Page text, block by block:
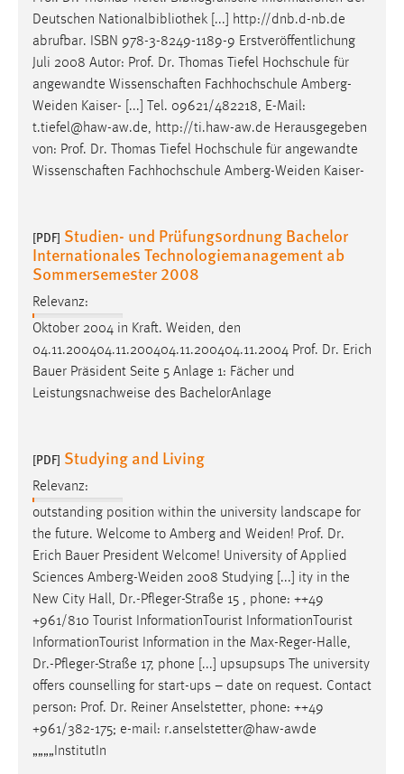
Deutschen Nationalbibliothek [...] http://dnb.d-nb.de
abrufbar. ISBN 978-3-8249-1189-9 Erstveröffentlichung
Juli 2008 Autor: Prof. Dr. Thomas Tiefel Hochschule für
angewandte Wissenschaften Fachhochschule Amberg-
Weiden Kaiser- [...] Tel. 09621/482218, E-Mail:
t.tiefel@haw-aw.de, http://ti.haw-aw.de Herausgegeben
von: Prof. Dr. Thomas Tiefel Hochschule für angewandte
Wissenschaften Fachhochschule Amberg-Weiden Kaiser-
[PDF] Studien- und Prüfungsordnung Bachelor
Internationales Technologiemanagement ab
Sommersemester 2008
Relevanz:
Oktober 2004 in Kraft. Weiden, den
04.11.200404.11.200404.11.200404.11.2004 Prof. Dr. Erich
Bauer Präsident Seite 5 Anlage 1: Fächer und
Leistungsnachweise des BachelorAnlage
[PDF] Studying and Living
Relevanz:
outstanding position within the university landscape for
the future. Welcome to Amberg and Weiden! Prof. Dr.
Erich Bauer President Welcome! University of Applied
Sciences Amberg-Weiden 2008 Studying [...] ity in the
New City Hall, Dr.-Pfleger-Straße 15 , phone: ++49
+961/810 Tourist InformationTourist InformationTourist
InformationTourist Information in the Max-Reger-Halle,
Dr.-Pfleger-Straße 17, phone [...] upsupsups The university
offers counselling for start-ups – date on request. Contact
person: Prof. Dr. Reiner Anselstetter, phone: ++49
+961/382-175; e-mail: r.anselstetter@haw-awde
„„„„InstitutIn